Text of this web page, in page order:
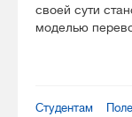
своей сути
моделью
Студентам